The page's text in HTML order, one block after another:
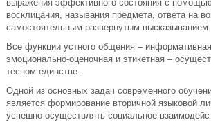
выражения эффективного состояния с
восклицания, называния предмета, ответа на
самостоятельным развернутым высказыванием.
Все функции устного общения –
эмоционально-оценочная и этикетная –
тесном единстве.
Одной из основных задач современного
является формирование вторичной языковой
успешно осуществлять социальное